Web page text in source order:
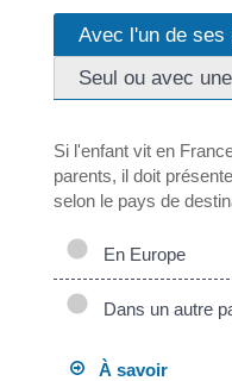
Avec l'un de ses
Seul ou avec
Si l'enfant vit en
parents, il doit
selon le pays de
En Europe
Dans un autre
À savoir